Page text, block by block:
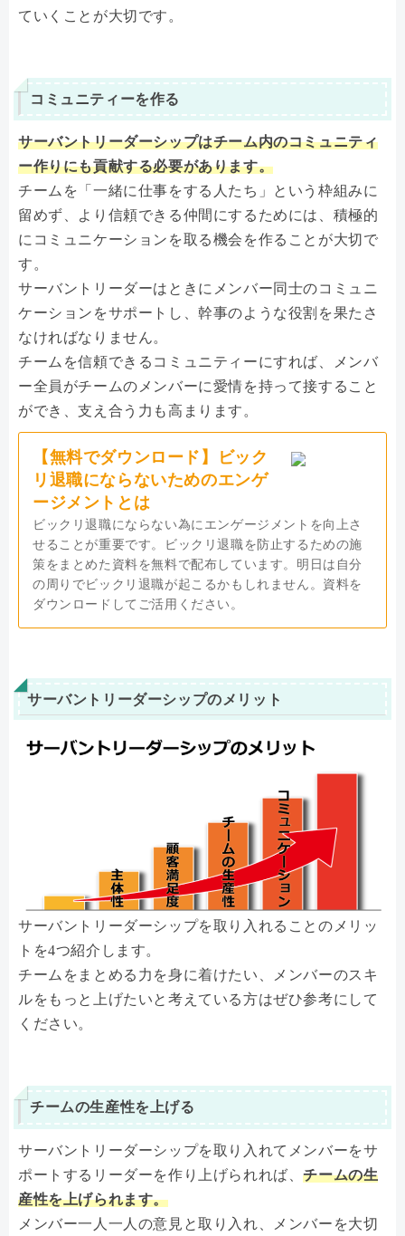
ていくことが大切です。
コミュニティーを作る
サーバントリーダーシップはチーム内のコミュニティ
ー作りにも貢献する必要があります。
チームを「一緒に仕事をする人たち」という枠組みに
留めず、より信頼できる仲間にするためには、積極的
にコミュニケーションを取る機会を作ることが大切で
す。
サーバントリーダーはときにメンバー同士のコミュニ
ケーションをサポートし、幹事のような役割を果たさ
なければなりません。
チームを信頼できるコミュニティーにすれば、メンバ
ー全員がチームのメンバーに愛情を持って接すること
ができ、支え合う力も高まります。
【無料でダウンロード】ビック
リ退職にならないためのエンゲ
ージメントとは
ビックリ退職にならない為にエンゲージメントを向上さ
せることが重要です。ビックリ退職を防止するための施
策をまとめた資料を無料で配布しています。明日は自分
の周りでビックリ退職が起こるかもしれません。資料を
ダウンロードしてご活用ください。
サーバントリーダーシップのメリット
サーバントリーダーシップを取り入れることのメリッ
トを4つ紹介します。
チームをまとめる力を身に着けたい、メンバーのスキ
ルをもっと上げたいと考えている方はぜひ参考にして
ください。
チームの生産性を上げる
サーバントリーダーシップを取り入れてメンバーをサ
ポートするリーダーを作り上げられれば、チームの生
産性を上げられます。
メンバー一人一人の意見と取り入れ、メンバーを大切